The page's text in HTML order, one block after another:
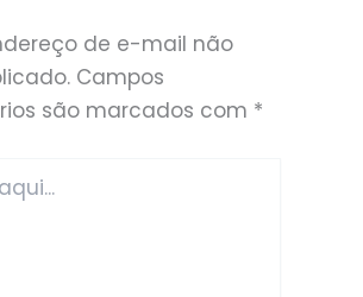
de e-mail não
Campos
são marcados com *